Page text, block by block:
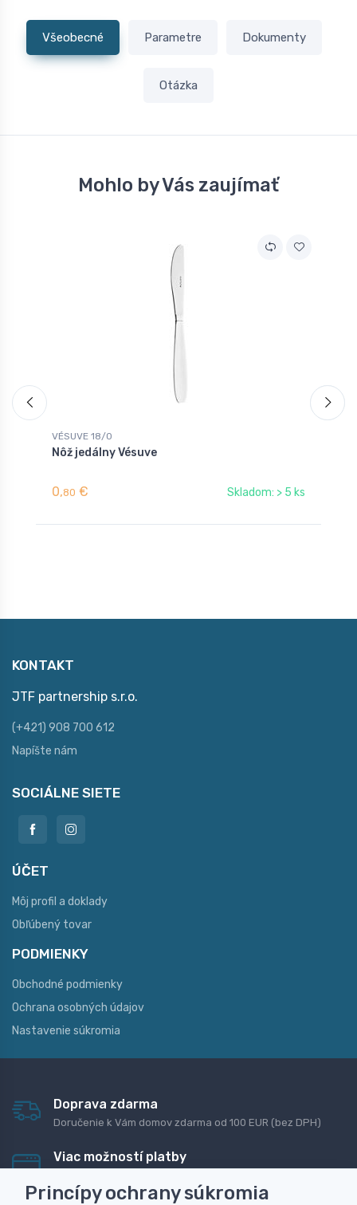
Všeobecné Parametre Dokumenty
Otázka
Mohlo by Vás zaujímať
VÉSUVE 18/0
Nôž jedálny Vésuve
0,80 € Skladom: > 5 ks
KONTAKT
JTF partnership s.r.o.
(+421) 908 700 612
Napíšte nám
SOCIÁLNE SIETE
ÚČET
Môj profil a doklady
Obľúbený tovar
PODMIENKY
Obchodné podmienky
Ochrana osobných údajov
Nastavenie súkromia
Doprava zdarma
Doručenie k Vám domov zdarma od 100 EUR (bez DPH)
Viac možností platby
dobierku
Princípy ochrany súkromia